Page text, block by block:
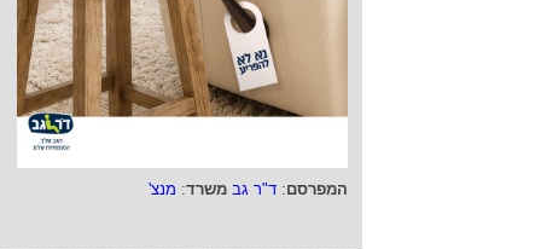
המפרסם: ד"ר גב משרד: מנצ'